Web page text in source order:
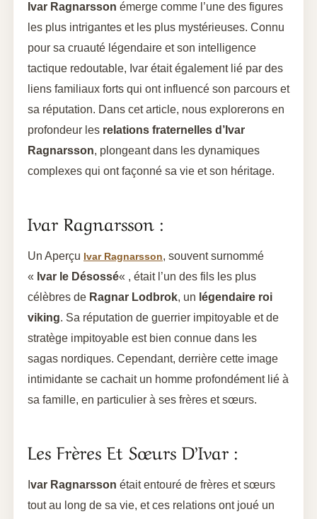
Ivar Ragnarsson émerge comme l’une des figures
les plus intrigantes et les plus mystérieuses. Connu
pour sa cruauté légendaire et son intelligence
tactique redoutable, Ivar était également lié par des
liens familiaux forts qui ont influencé son parcours et
sa réputation. Dans cet article, nous explorerons en
profondeur les relations fraternelles d’Ivar
Ragnarsson, plongeant dans les dynamiques
complexes qui ont façonné sa vie et son héritage.
Ivar Ragnarsson :
Un Aperçu Ivar Ragnarsson, souvent surnommé
« Ivar le Désossé« , était l’un des fils les plus
célèbres de Ragnar Lodbrok, un légendaire roi
viking. Sa réputation de guerrier impitoyable et de
stratège impitoyable est bien connue dans les
sagas nordiques. Cependant, derrière cette image
intimidante se cachait un homme profondément lié à
sa famille, en particulier à ses frères et sœurs.
Les Frères Et Sœurs D’Ivar :
var Ragnarsson était entouré de frères et sœurs
tout au long de sa vie, et ces relations ont joué un